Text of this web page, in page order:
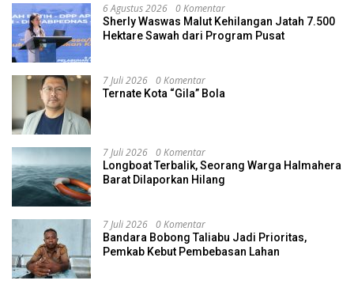
6 Agustus 2026 0 Komentar
Sherly Waswas Malut Kehilangan Jatah 7.500
Hektare Sawah dari Program Pusat
7 Juli 2026 0 Komentar
Ternate Kota “Gila” Bola
7 Juli 2026 0 Komentar
Longboat Terbalik, Seorang Warga Halmahera
Barat Dilaporkan Hilang
7 Juli 2026 0 Komentar
Bandara Bobong Taliabu Jadi Prioritas,
Pemkab Kebut Pembebasan Lahan